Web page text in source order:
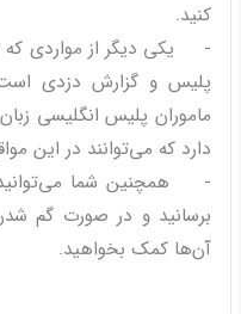
کنید.
- یکی دیگر از مواردی که
پلیس و گزارش دزدی است.
ماموران پلیس انگلیسی
دارد که می‌توانند در این
- همچنین شما می‌توانید
برسانید و در صورت گم
آن‌ها کمک بخواهید.